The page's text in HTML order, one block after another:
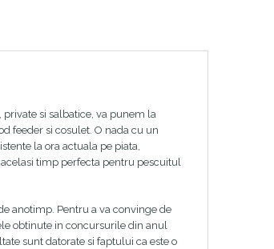
si salbatice, va punem la
feeder si cosulet. O nada cu un
la ora actuala pe piata,
timp perfecta pentru pescuitul
anotimp. Pentru a va convinge de
obtinute in concursurile din anul
sunt datorate si faptului ca este o